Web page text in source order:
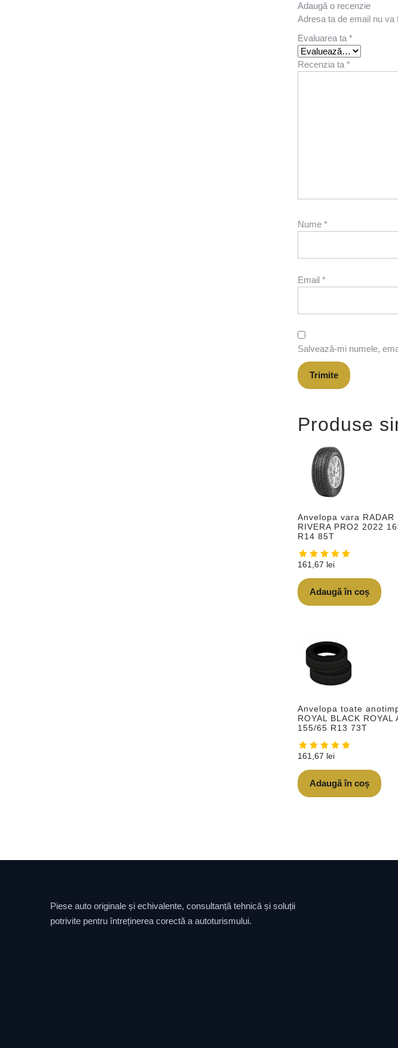
Adaugă o recenzie
Adresa ta de email nu va
Evaluarea ta *
Recenzia ta *
Nume *
Email *
Salvează-mi numele,
Produse
Anvelopa vara RADAR
RIVERA PRO2 2022
R14 85T
161,67 lei
Adaugă în coș
Anvelopa toate
ROYAL BLACK ROYAL
155/65 R13 73T
161,67 lei
Adaugă în coș
Piese auto originale și echivalente, consultanță tehnică și soluții
potrivite pentru întreținerea corectă a autoturismului.